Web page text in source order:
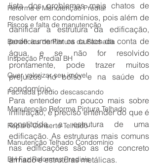
Reforma e Manutenção Predial
Riscos e falta de manutenção
Benefícios da Pintura da Fachada
Inspeção Predial BH
Quer valorizar seu imóvel
Fachada prédio descascando
Manutenção Reforma Pintura Telhado
Reparo Conserto Telhado
Manutenção Telhado Condomínio
BH Faz Reformas Prediais
lista dos problemas mais chatos de
resolver em condomínios, pois além de
danificar a estrutura da edificação,
pode aumentar os custos da conta de
água, e se não for resolvido
prontamente, pode trazer muitos
prejuízos no bolso e na saúde do
condomínio.
Para entender um pouco mais sobre
infiltração, é preciso entender do que é
constituída a estrutura de uma
edificação. As estruturas mais comuns
nas edificações são as de concreto
armado e estruturas metálicas.